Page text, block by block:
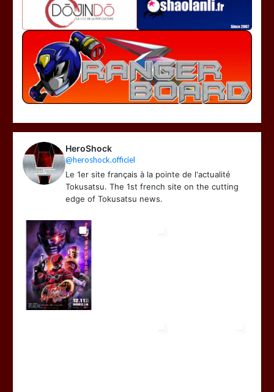
HeroShock
@heroshock.officiel
Le 1er site français à la pointe de l'actualité
Tokusatsu. The 1st french site on the cutting
edge of Tokusatsu news.